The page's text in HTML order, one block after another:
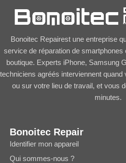
Bonoitec Repairest une entreprise
service de réparation de smartphones
boutique. Experts iPhone, Samsung
techniciens agréés interviennent
ou sur votre lieu de travail, et vous
minutes.
Bonoitec Repair
Identifier mon appareil
Qui sommes-nous ?